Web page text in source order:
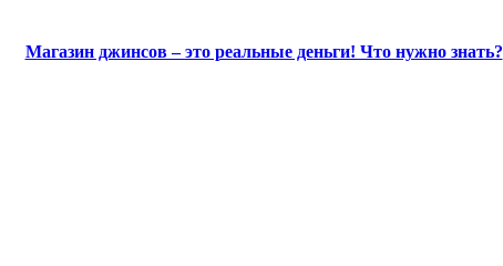
Магазин джинсов – это реальные деньги! Что нужно знать?